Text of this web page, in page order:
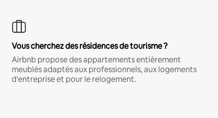
Vous cherchez des résidences de tourisme ?
Airbnb propose des appartements entièrement
meublés adaptés aux professionnels, aux logements
d'entreprise et pour le relogement.